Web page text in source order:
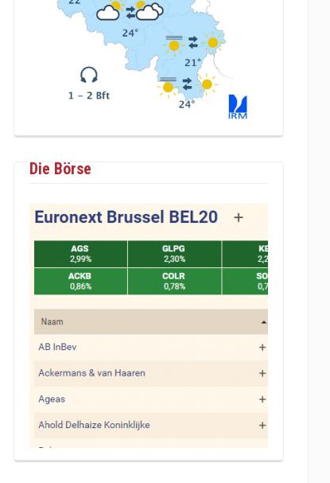
Die Börse